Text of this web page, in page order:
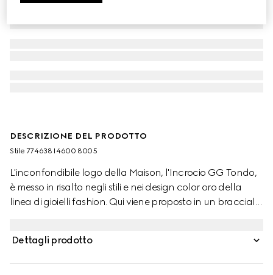
DESCRIZIONE DEL PRODOTTO
Stile ‎774638 I4600 8005
L'inconfondibile logo della Maison, l'Incrocio GG Tondo,
è messo in risalto negli stili e nei design color oro della
linea di gioielli fashion. Qui viene proposto in un bracciale
Dettagli prodotto